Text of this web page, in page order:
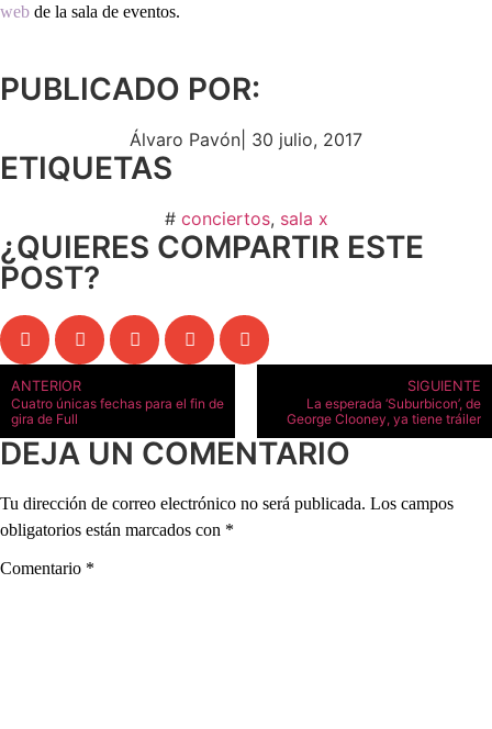
web de la sala de eventos.
PUBLICADO POR:
Álvaro Pavón 30 julio, 2017
ETIQUETAS
# conciertos, sala x
¿QUIERES COMPARTIR ESTE
POST?
ANTERIOR
Cuatro únicas fechas para el fin de
gira de Full
SIGUIENTE
La esperada ‘Suburbicon’, de
George Clooney, ya tiene tráiler
DEJA UN COMENTARIO
Tu dirección de correo electrónico no será publicada. Los campos
obligatorios están marcados con *
Comentario *